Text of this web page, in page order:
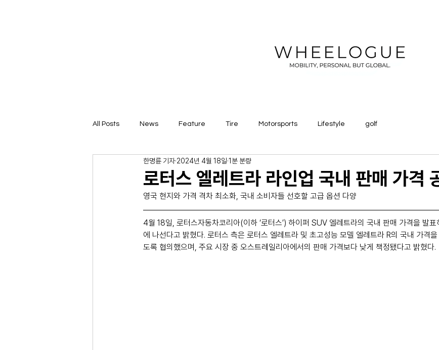
All Posts News Feature Tire Motorsports Lifestyle golf
로터스 엘레트라 라인업 국내 판매 가격
한명륜 기자 2024년 4월 18일 1분 분량
영국 현지와 가격 격차 최소화, 국내 소비자들 선호할 고급 옵션 다양
4월 18일, 로터스자동차코리아(이하 ‘로터스’) 하이퍼 SUV 엘레트라의 국내 판매 가격을 발표
에 나선다고 밝혔다. 로터스 측은 로터스 엘레트라 및 초고성능 모델 엘레트라 R의 국내 가격을
도록 협의했으며, 주요 시장 중 오스트레일리아에서의 판매 가격보다 낮게 책정됐다고 밝혔다.